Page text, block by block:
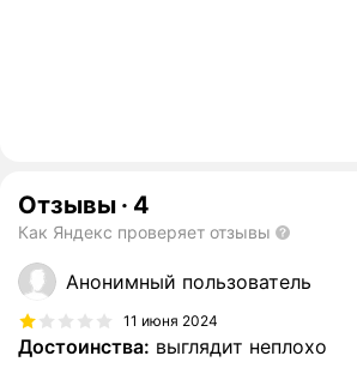
Отзывы · 4
Как Яндекс проверяет отзывы
Анонимный пользователь
11 июня 2024
Достоинства: выглядит неплохо